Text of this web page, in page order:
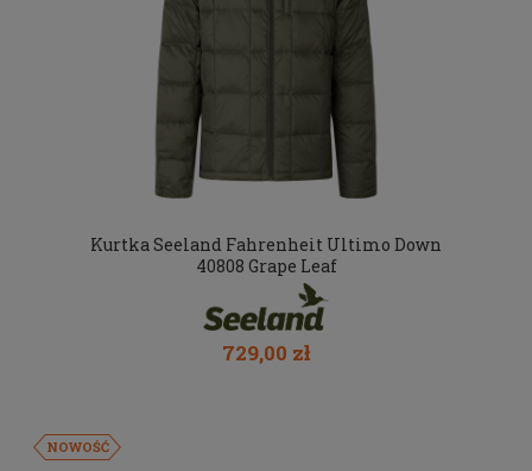
Kurtka Seeland Fahrenheit Ultimo Down
40808 Grape Leaf
729,00 zł
NOWOŚĆ